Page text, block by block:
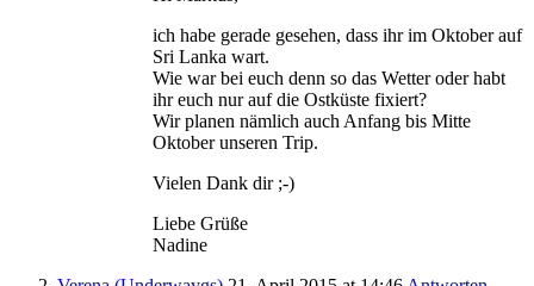
ich habe gerade gesehen, dass ihr im Oktober auf
Sri Lanka wart.
Wie war bei euch denn so das Wetter oder habt
ihr euch nur auf die Ostküste fixiert?
Wir planen nämlich auch Anfang bis Mitte
Oktober unseren Trip.
Vielen Dank dir ;-)
Liebe Grüße
Nadine